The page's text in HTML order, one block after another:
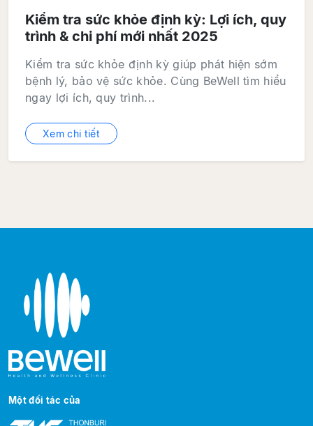
Kiểm tra sức khỏe định kỳ: Lợi ích, quy
trình & chi phí mới nhất 2025
Kiểm tra sức khỏe định kỳ giúp phát hiện sớm
bệnh lý, bảo vệ sức khỏe. Cùng BeWell tìm hiểu
ngay lợi ích, quy trình...
Xem chi tiết
Một đối tác của